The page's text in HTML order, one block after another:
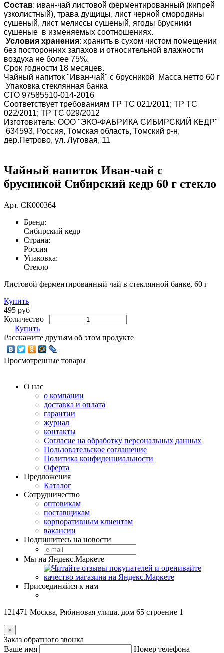
Состав: иван-чай листовой ферментированный (кипрей
узколистный), трава дущицы, лист черной смородины
сушеный, лист мелиссы сушеный, ягоды брусники
сушеные в изменяемых соотношениях.
Условия хранения: хранить в сухом чистом помещении
без посторонних запахов и относительной влажности
воздуха не более 75%.
Срок годности 18 месяцев.
Чайный напиток "Иван-чай" с брусникой Масса нетто 60 г
Упаковка стеклянная банка
СТО 97585510-014-2016
Соответствует требованиям ТР ТС 021/2011; ТР ТС
022/2011; ТР ТС 029/2012
Изготовитель: ООО "ЭКО-ФАБРИКА СИБИРСКИЙ КЕДР"
634593, Россия, Томская область, Томский р-н,
дер.Петрово, ул. Луговая, 11
Чайный напиток Иван-чай с
брусникой Сибирский кедр 60 г стекло
Арт. СК000364
Бренд:
Сибирский кедр
Страна:
Россия
Упаковка:
Стекло
Листовой ферментированный чай в стеклянной банке, 60 г
Купить
495 руб
Количество
Купить
Расскажите друзьям об этом продукте
Просмотренные товары
О нас
о компании
доставка и оплата
гарантии
журнал
контакты
Согласие на обработку персональных данных
Пользовательское соглашение
Политика конфиденциальности
Оферта
Предложения
Каталог
Сотрудничество
оптовикам
поставщикам
корпоративным клиентам
вакансии
Подпишитесь на новости
Мы на Яндекс.Маркете
Присоединяйся к нам
121471 Москва, Рябиновая улица, дом 65 строение 1
×
Заказ обратного звонка
Ваше имя
Номер телефона